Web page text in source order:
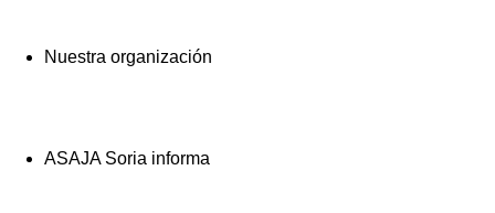
Nuestra organización
ASAJA Soria informa